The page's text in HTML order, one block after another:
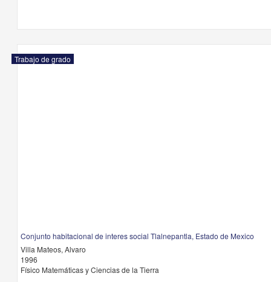
Trabajo de grado
Conjunto habitacional de interes social Tlalnepantla, Estado de Mexico
Villa Mateos, Alvaro
1996
Físico Matemáticas y Ciencias de la Tierra